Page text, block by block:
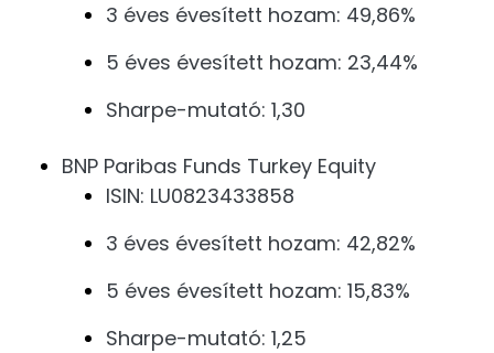
3 éves évesített hozam: 49,86%
5 éves évesített hozam: 23,44%
Sharpe-mutató: 1,30
BNP Paribas Funds Turkey Equity
ISIN: LU0823433858
3 éves évesített hozam: 42,82%
5 éves évesített hozam: 15,83%
Sharpe-mutató: 1,25